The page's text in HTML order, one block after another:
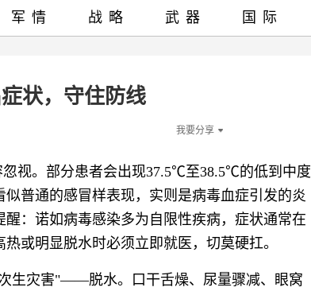
状，守住防线
我要分享
视。部分患者会出现37.5℃至38.5℃的低到中度
普通的感冒样表现，实则是病毒血症引发的炎
：诺如病毒感染多为自限性疾病，症状通常在
或明显脱水时必须立即就医，切莫硬扛。
生灾害"——脱水。口干舌燥、尿量骤减、眼窝
军情 战略 武器 国际